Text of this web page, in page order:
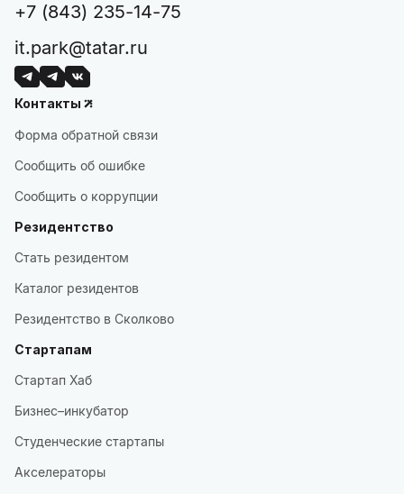
+7 (843) 235-14-75
it.park@tatar.ru
Контакты
Форма обратной связи
Сообщить об ошибке
Сообщить о коррупции
Резидентство
Стать резидентом
Каталог резидентов
Резидентство в Сколково
Стартапам
Стартап Хаб
Бизнес–инкубатор
Студенческие стартапы
Акселераторы